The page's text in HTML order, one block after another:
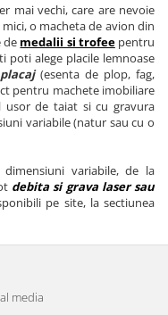
mai vechi, care are nevoie
o macheta de avion din
de medalii si trofeepentru
poti alege placile lemnoase
placaj(esenta de plop, fag,
pentru machete imobiliare
usor de taiat si cu gravura
variabile (natur sau cu o
variabile, de la
debita si grava laser sau
pe site, la sectiunea
media